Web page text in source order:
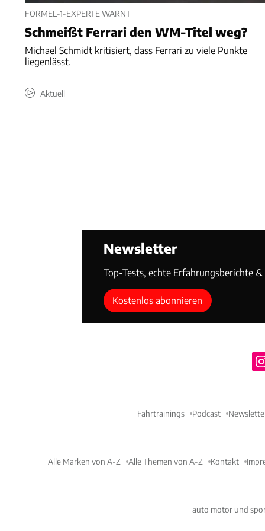
FORMEL-1-EXPERTE WARNT
Schmeißt Ferrari den WM-Titel weg?
Michael Schmidt kritisiert, dass Ferrari zu viele Punkte
liegenlässt.
Aktuell
Newsletter
Top-Tests, echte Erfahrungsberichte
Kostenlos abonnieren
Fahrtrainings Podcast
Alle Marken von A-Z Alle Themen von A-Z Kontakt
auto motor und